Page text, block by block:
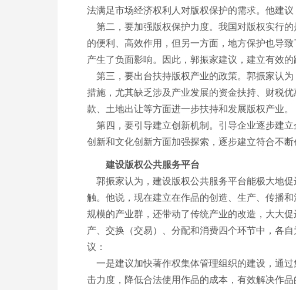
法满足市场经济权利人对版权保护的需求。他建
第二，要加强版权保护力度。我国对版权实行
的便利、高效作用，但另一方面，地方保护也导
产生了负面影响。因此，郭振家建议，建立有效
第三，要出台扶持版权产业的政策。郭振家认
措施，尤其缺乏涉及产业发展的资金扶持、财税
款、土地出让等方面进一步扶持和发展版权产业。
第四，要引导建立创新机制。引导企业逐步建
创新和文化创新方面加强探索，逐步建立符合不
建设版权公共服务平台
郭振家认为，建设版权公共服务平台能极大地
触。他说，现在建立在作品的创造、生产、传播
规模的产业群，还带动了传统产业的改造，大大
产、交换（交易）、分配和消费四个环节中，各
议：
一是建议加快著作权集体管理组织的建设，通
击力度，降低合法使用作品的成本，有效解决作